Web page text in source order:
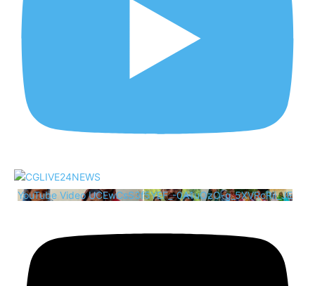
YouTube Video UCEwCsS3f5YEF_-0A1uOzO-g_5XVRcRii_JE